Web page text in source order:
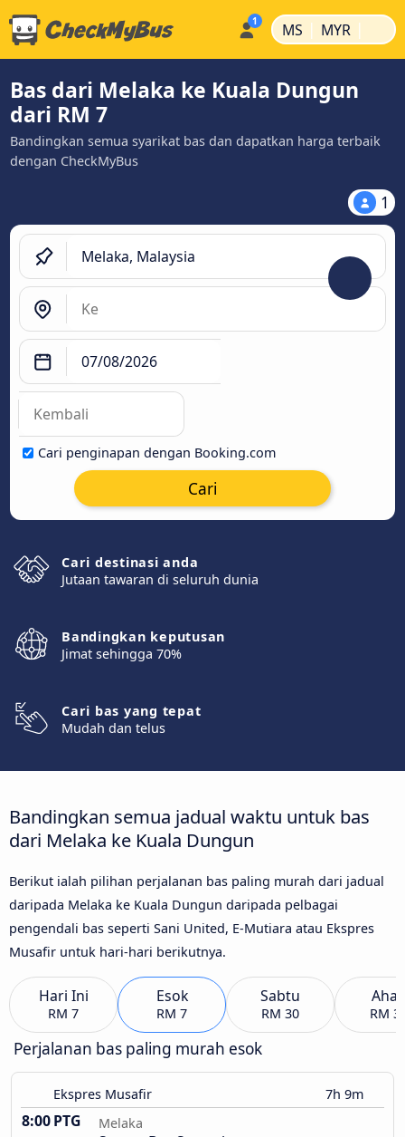
MS | MYR |
Bas dari Melaka ke Kuala Dungun
dari RM 7
Bandingkan semua syarikat bas dan dapatkan harga terbaik
dengan CheckMyBus
1
Cari penginapan dengan Booking.com
Cari
Cari destinasi anda
Jutaan tawaran di seluruh dunia
Bandingkan keputusan
Jimat sehingga 70%
Cari bas yang tepat
Mudah dan telus
Bandingkan semua jadual waktu untuk bas
dari Melaka ke Kuala Dungun
Berikut ialah pilihan perjalanan bas paling murah dari jadual
daripada Melaka ke Kuala Dungun daripada pelbagai
pengendali bas seperti Sani United, E-Mutiara atau Ekspres
Musafir untuk hari-hari berikutnya.
Hari Ini
RM 7
Esok
RM 7
Sabtu
RM 30 RM
Perjalanan bas paling murah esok
Ekspres Musafir 7h 9m
8:00 PTG Melaka